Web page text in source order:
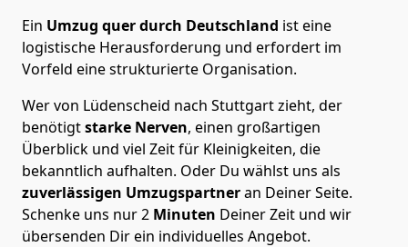
Ein Umzug quer durch Deutschland ist eine
logistische Herausforderung und erfordert im
Vorfeld eine strukturierte Organisation.
Wer von Lüdenscheid nach Stuttgart zieht, der
benötigtstarke Nerven, einen großartigen
Überblick und viel Zeit für Kleinigkeiten, die
bekanntlich aufhalten. Oder Du wählst uns als
zuverlässigen Umzugspartneran Deiner Seite.
Schenke uns nur2 Minuten Deiner Zeit und wir
übersenden Dir ein individuelles Angebot.